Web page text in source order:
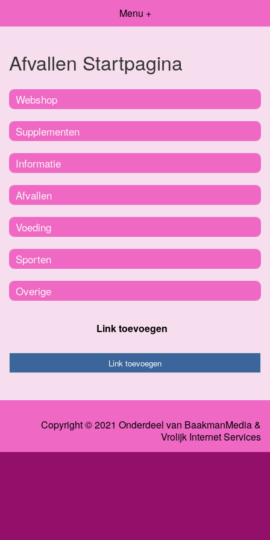
Menu +
Afvallen Startpagina
Webshop
Supplementen
Informatie
Afvallen
Voeding
Sporten
Overige
Link toevoegen
Link toevoegen
Copyright © 2021 Onderdeel van BaakmanMedia&
Vrolijk Internet Services